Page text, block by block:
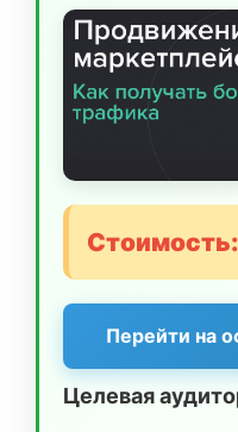
Стоимость:
Перейти на
Целевая